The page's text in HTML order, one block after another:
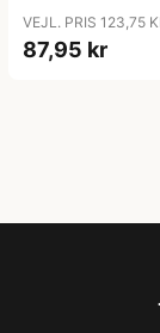
VEJL. PRIS 123,75
87,95 kr